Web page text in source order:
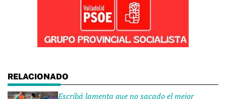
Escribá lamenta que no sacado el mejor